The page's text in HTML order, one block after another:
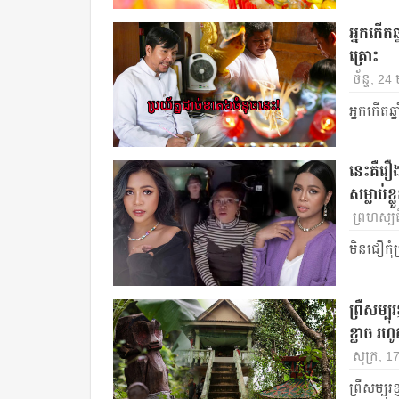
អ្នកកើត
គ្រោះ
ច័ន្ទ, 24
អ្នកកើត
នេះ​គឺ​រ
សម្លាប់ខ្
ព្រហស្ប
មិនជឿកុំ
ព្រឺសម្បុ
ខ្លាច រ
សុក្រ,
ព្រឺសម្បុរ